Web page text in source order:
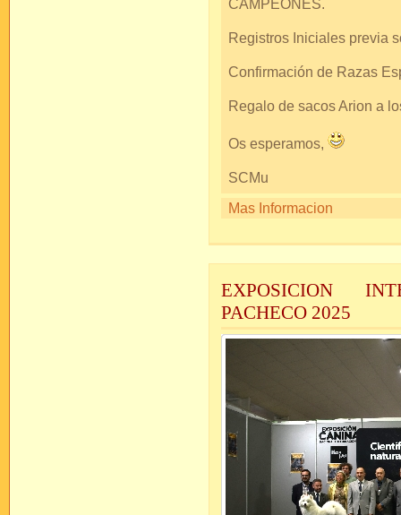
CAMPEONES.
Registros Iniciales previa
Confirmación de Razas
Regalo de sacos Arion a
Os esperamos,
SCMu
Mas Informacion
EXPOSICION
PACHECO 2025